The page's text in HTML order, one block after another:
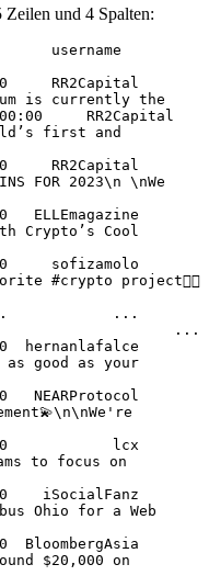
und 4 Spalten:
RR2Capital
is currently the
RR2Capital
first and
RR2Capital
FOR 2023\n \nWe
ELLEmagazine
Crypto’s Cool
sofizamolo
#crypto project👇🏻
...
...
hernanlafalce
as good as your
NEARProtocol
lcx
to focus on
iSocialFanz
Ohio for a Web
BloombergAsia
$20,000 on